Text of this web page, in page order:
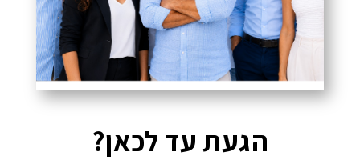
הגעת עד לכאן?